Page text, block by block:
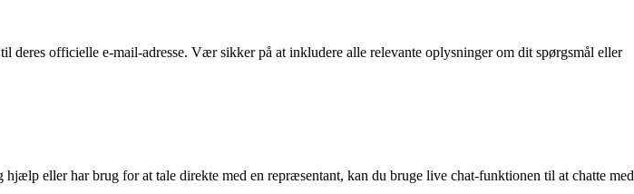
officielle e-mail-adresse. Vær sikker på at inkludere alle relevante oplysninger om dit spørgsmål eller
eller har brug for at tale direkte med en repræsentant, kan du bruge live chat-funktionen til at chatte med